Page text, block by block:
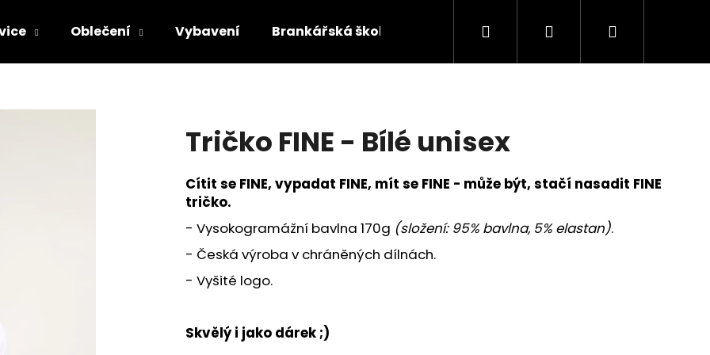
Oblečení Vybavení Brankářská škola Sponzorovaní brankáři Chytají v J4K
Hledat PřihlášeníNákupní
Tričko FINE - Bílé unisex
Cítit se FINE, vypadat FINE, mít se FINE - může být, stačí nasadit FINE
tričko.
- Vysokogramážní bavlna 170g (složení: 95% bavlna, 5% elastan).
- Česká výroba v chráněných dílnách.
- Vyšité logo.
Skvělý i jako dárek ;)
HLEDAT